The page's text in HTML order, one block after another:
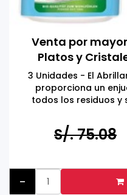
Venta por
Platos y
3 Unidades - El
proporciona un
todos los residuos
S/. 75.08
-